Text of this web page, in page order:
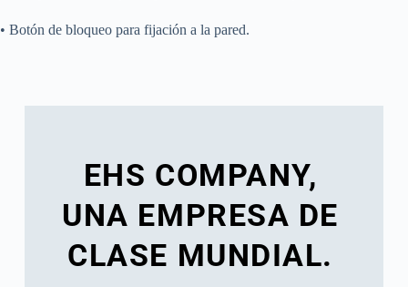
• Botón de bloqueo para fijación a la pared.
EHS COMPANY,
UNA EMPRESA DE
CLASE MUNDIAL.